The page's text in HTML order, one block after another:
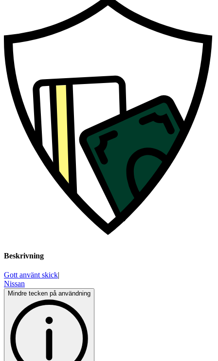
Beskrivning
Gott använt skick|
Nissan
Mindre tecken på användning